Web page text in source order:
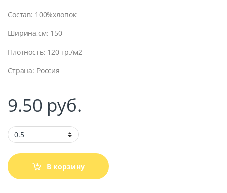
Состав: 100%хлопок
Ширина,см: 150
Плотность: 120 гр./м2
Страна: Россия
9.50 руб.
В корзину